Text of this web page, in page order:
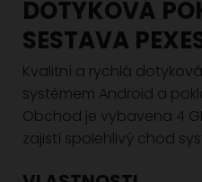
DOTYKOVÁ
SESTAVA
Kvalitní a rychlá
systémem Android a
Obchod je vybavena 4
zajistí spolehlivý chod